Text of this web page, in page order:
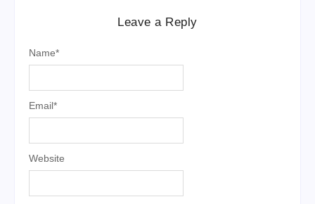
Leave a Reply
Name*
Email*
Website